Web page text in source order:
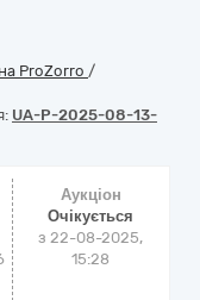
на ProZorro /
UA-P-2025-08-13-
Аукціон
Очікується
з22-08-2025,
15:28